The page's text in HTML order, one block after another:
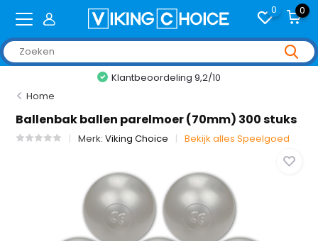
0 0
+2,000 reviews
Home
Ballenbak ballen parelmoer (70mm) 300 stuks
Merk:Viking Choice Bekijk alles Speelgoed